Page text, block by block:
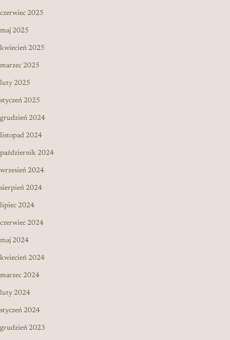
czerwiec 2025
maj 2025
kwiecień 2025
marzec 2025
luty 2025
styczeń 2025
grudzień 2024
listopad 2024
październik 2024
wrzesień 2024
sierpień 2024
lipiec 2024
czerwiec 2024
maj 2024
kwiecień 2024
marzec 2024
luty 2024
styczeń 2024
grudzień 2023